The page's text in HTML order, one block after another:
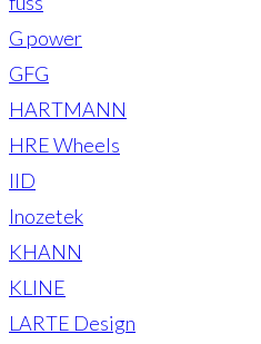
G power
GFG
HARTMANN
HRE Wheels
IID
Inozetek
KHANN
KLINE
LARTE Design